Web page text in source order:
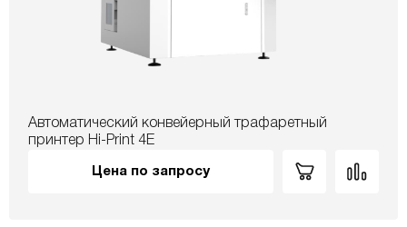
Автоматический конвейерный трафаретный
принтер Hi-Print 4E
Цена по запросу